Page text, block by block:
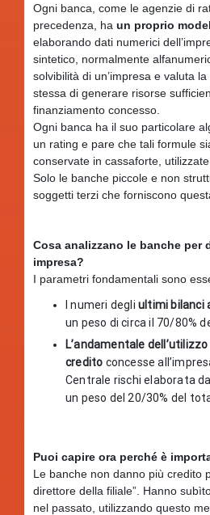
Ogni banca, come le agenzie di
precedenza, ha un proprio
elaborando dati numerici
sintetico, normalmente
solvibilità di un’impresa e valuta
stessa di generare risorse
finanziamento concesso.
Ogni banca ha il suo particolare
un rating e pare che tali formule
conservate in cassaforte,
Solo le banche piccole e non
soggetti terzi che forniscono
Cosa analizzano le banche per
impresa?
I parametri fondamentali sono
I numeri degli ultimi bilanci
un peso di circa il 70/80%
L’andamentale
credito concesse
Centrale rischi elaborata
un peso del 20/30% del
Puoi capire ora perché è
Le banche non danno più credito
direttore della filiale”. Hanno
nel passato, utilizzando questo